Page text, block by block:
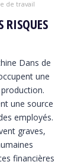
de travail
RISQUES
Dans de
une
une source
employés.
graves,
financières